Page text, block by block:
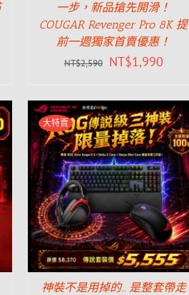
一步，新品搶先開滑！
COUGAR Revenger Pro 8K 提
前一週獨家首賣優惠！
NT$2,590 NT$1,990
大特賣
神裝不是用掉的… 是整套帶走